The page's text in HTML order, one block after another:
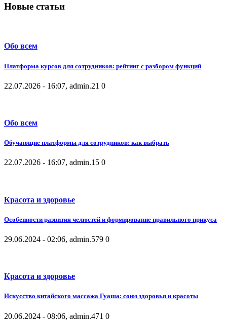
Новые статьи
Обо всем
Платформа курсов для сотрудников: рейтинг с разбором функций
22.07.2026 - 16:07, admin.21 0
Обо всем
Обучающие платформы для сотрудников: как выбрать
22.07.2026 - 16:07, admin.15 0
Красота и здоровье
Особенности развития челюстей и формирование правильного прикуса
29.06.2024 - 02:06, admin.579 0
Красота и здоровье
Искусство китайского массажа Гуаша: союз здоровья и красоты
20.06.2024 - 08:06, admin.471 0